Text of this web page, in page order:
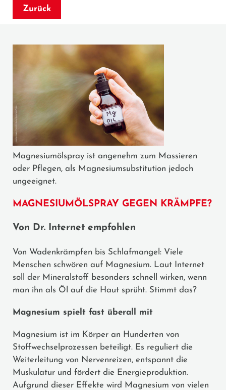
Zurück
Magnesiumölspray ist angenehm zum Massieren
oder Pflegen, als Magnesiumsubstitution jedoch
ungeeignet.
MAGNESIUMÖLSPRAY GEGEN KRÄMPFE?
Von Dr. Internet empfohlen
Von Wadenkrämpfen bis Schlafmangel: Viele
Menschen schwören auf Magnesium. Laut Internet
soll der Mineralstoff besonders schnell wirken, wenn
man ihn als Öl auf die Haut sprüht. Stimmt das?
Magnesium spielt fast überall mit
Magnesium ist im Körper an Hunderten von
Stoffwechselprozessen beteiligt. Es reguliert die
Weiterleitung von Nervenreizen, entspannt die
Muskulatur und fördert die Energieproduktion.
Aufgrund dieser Effekte wird Magnesium von vielen